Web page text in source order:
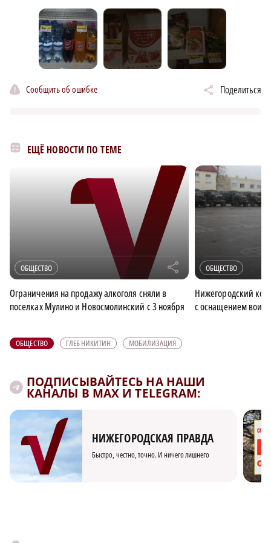
Сообщить об ошибке Поделиться
ЕЩЁ НОВОСТИ ПО ТЕМЕ
ОБЩЕСТВО r
Ограничения на продажу алкоголя сняли в
поселках Мулино и Новосмолинский с 3 ноября
ОБЩЕСТВО
Нижегородский
с оснащением
ОБЩЕСТВО ГЛЕБ НИКИТИН МОБИЛИЗАЦИЯ
ПОДПИСЫВАЙТЕСЬ НА НАШИ
КАНАЛЫ В MAX И TELEGRAM:
НИЖЕГОРОДСКАЯ ПРАВДА
Быстро, честно, точно. И ничего лишнего